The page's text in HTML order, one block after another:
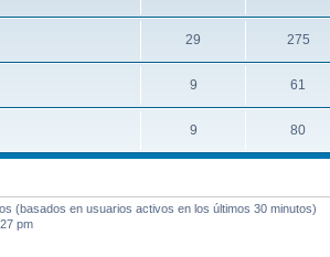
29 275
9 61
9 80
(basados en usuarios activos en los últimos 30 minutos)
pm